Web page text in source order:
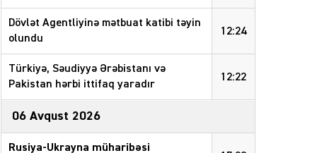
12:24
Dövlət Agentliyinə mətbuat katibi təyin
olundu
12:22
Türkiyə, Səudiyyə Ərəbistanı və
Pakistan hərbi ittifaq yaradır
06 Avqust 2026
Rusiya-Ukrayna müharibəsi